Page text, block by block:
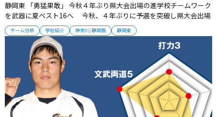
チーム分析 学校紹介 神奈川/静岡版 静岡東
静岡東 「勇猛果敢」 今秋４年ぶり県大会出場の進学校チームワーク
を武器に夏ベスト16へ 今秋、４年ぶりに予選を突破し県大会出場
を果たした静岡東。文武両道の進学校は「勇猛果敢」をスローガン
に強豪に立ち向かっていく。（取材・栗山司） ■進学校のプライド
を胸に 今年は春の大会で2023年春以来の白星を挙げると、夏も1